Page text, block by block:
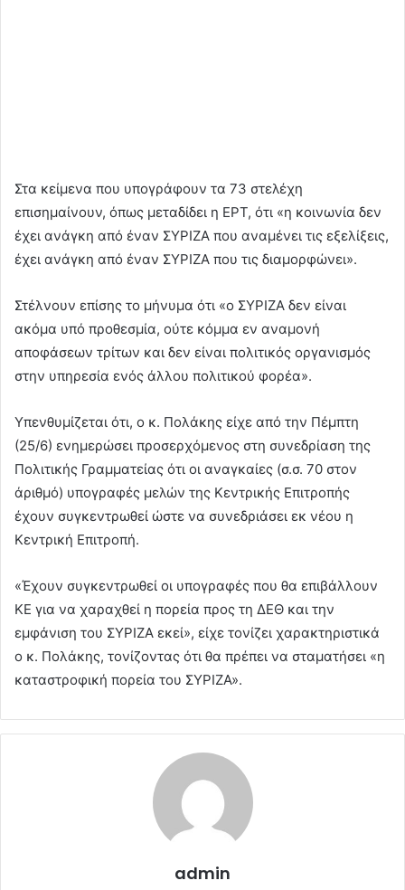
Στα κείμενα που υπογράφουν τα 73 στελέχη
επισημαίνουν, όπως μεταδίδει η ΕΡΤ, ότι «η κοινωνία δεν
έχει ανάγκη από έναν ΣΥΡΙΖΑ που αναμένει τις εξελίξεις,
έχει ανάγκη από έναν ΣΥΡΙΖΑ που τις διαμορφώνει».
Στέλνουν επίσης το μήνυμα ότι «ο ΣΥΡΙΖΑ δεν είναι
ακόμα υπό προθεσμία, ούτε κόμμα εν αναμονή
αποφάσεων τρίτων και δεν είναι πολιτικός οργανισμός
στην υπηρεσία ενός άλλου πολιτικού φορέα».
Υπενθυμίζεται ότι, ο κ. Πολάκης είχε από την Πέμπτη
(25/6) ενημερώσει προσερχόμενος στη συνεδρίαση της
Πολιτικής Γραμματείας ότι οι αναγκαίες (σ.σ. 70 στον
άριθμό) υπογραφές μελών της Κεντρικής Επιτροπής
έχουν συγκεντρωθεί ώστε να συνεδριάσει εκ νέου η
Κεντρική Επιτροπή.
«Έχουν συγκεντρωθεί οι υπογραφές που θα επιβάλλουν
ΚΕ για να χαραχθεί η πορεία προς τη ΔΕΘ και την
εμφάνιση του ΣΥΡΙΖΑ εκεί», είχε τονίζει χαρακτηριστικά
ο κ. Πολάκης, τονίζοντας ότι θα πρέπει να σταματήσει «η
καταστροφική πορεία του ΣΥΡΙΖΑ».
admin